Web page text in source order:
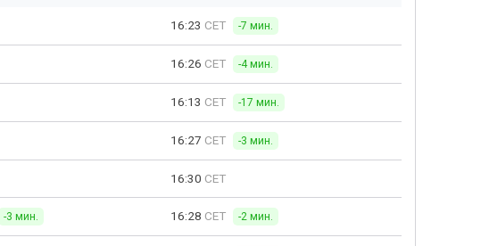
16:23 CET -7 мин.
16:26 CET -4 мин.
16:13 CET -17 мин.
16:27 CET -3 мин.
16:30 CET
-3 мин. 16:28 CET -2 мин.